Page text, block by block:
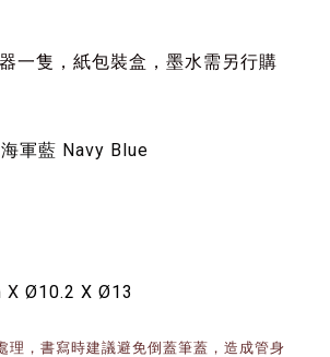
一隻，紙包裝盒，墨水需另行購
軍藍 Navy Blue
X Ø10.2 X Ø13
理，書寫時建議避免倒蓋筆蓋，造成管身